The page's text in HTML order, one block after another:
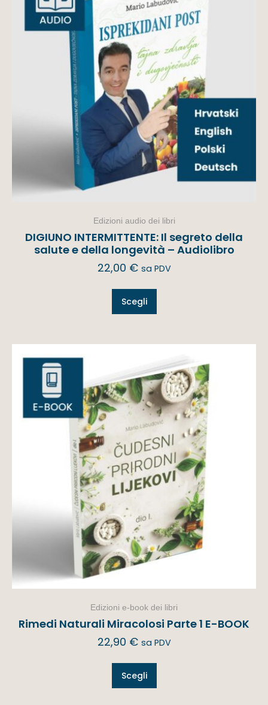
Edizioni audio dei libri
DIGIUNO INTERMITTENTE: Il segreto della
salute e della longevità – Audiolibro
22,00 € sa PDV
Scegli
Edizioni e-book dei libri
Rimedi Naturali Miracolosi Parte 1 E-BOOK
22,90 € sa PDV
Scegli